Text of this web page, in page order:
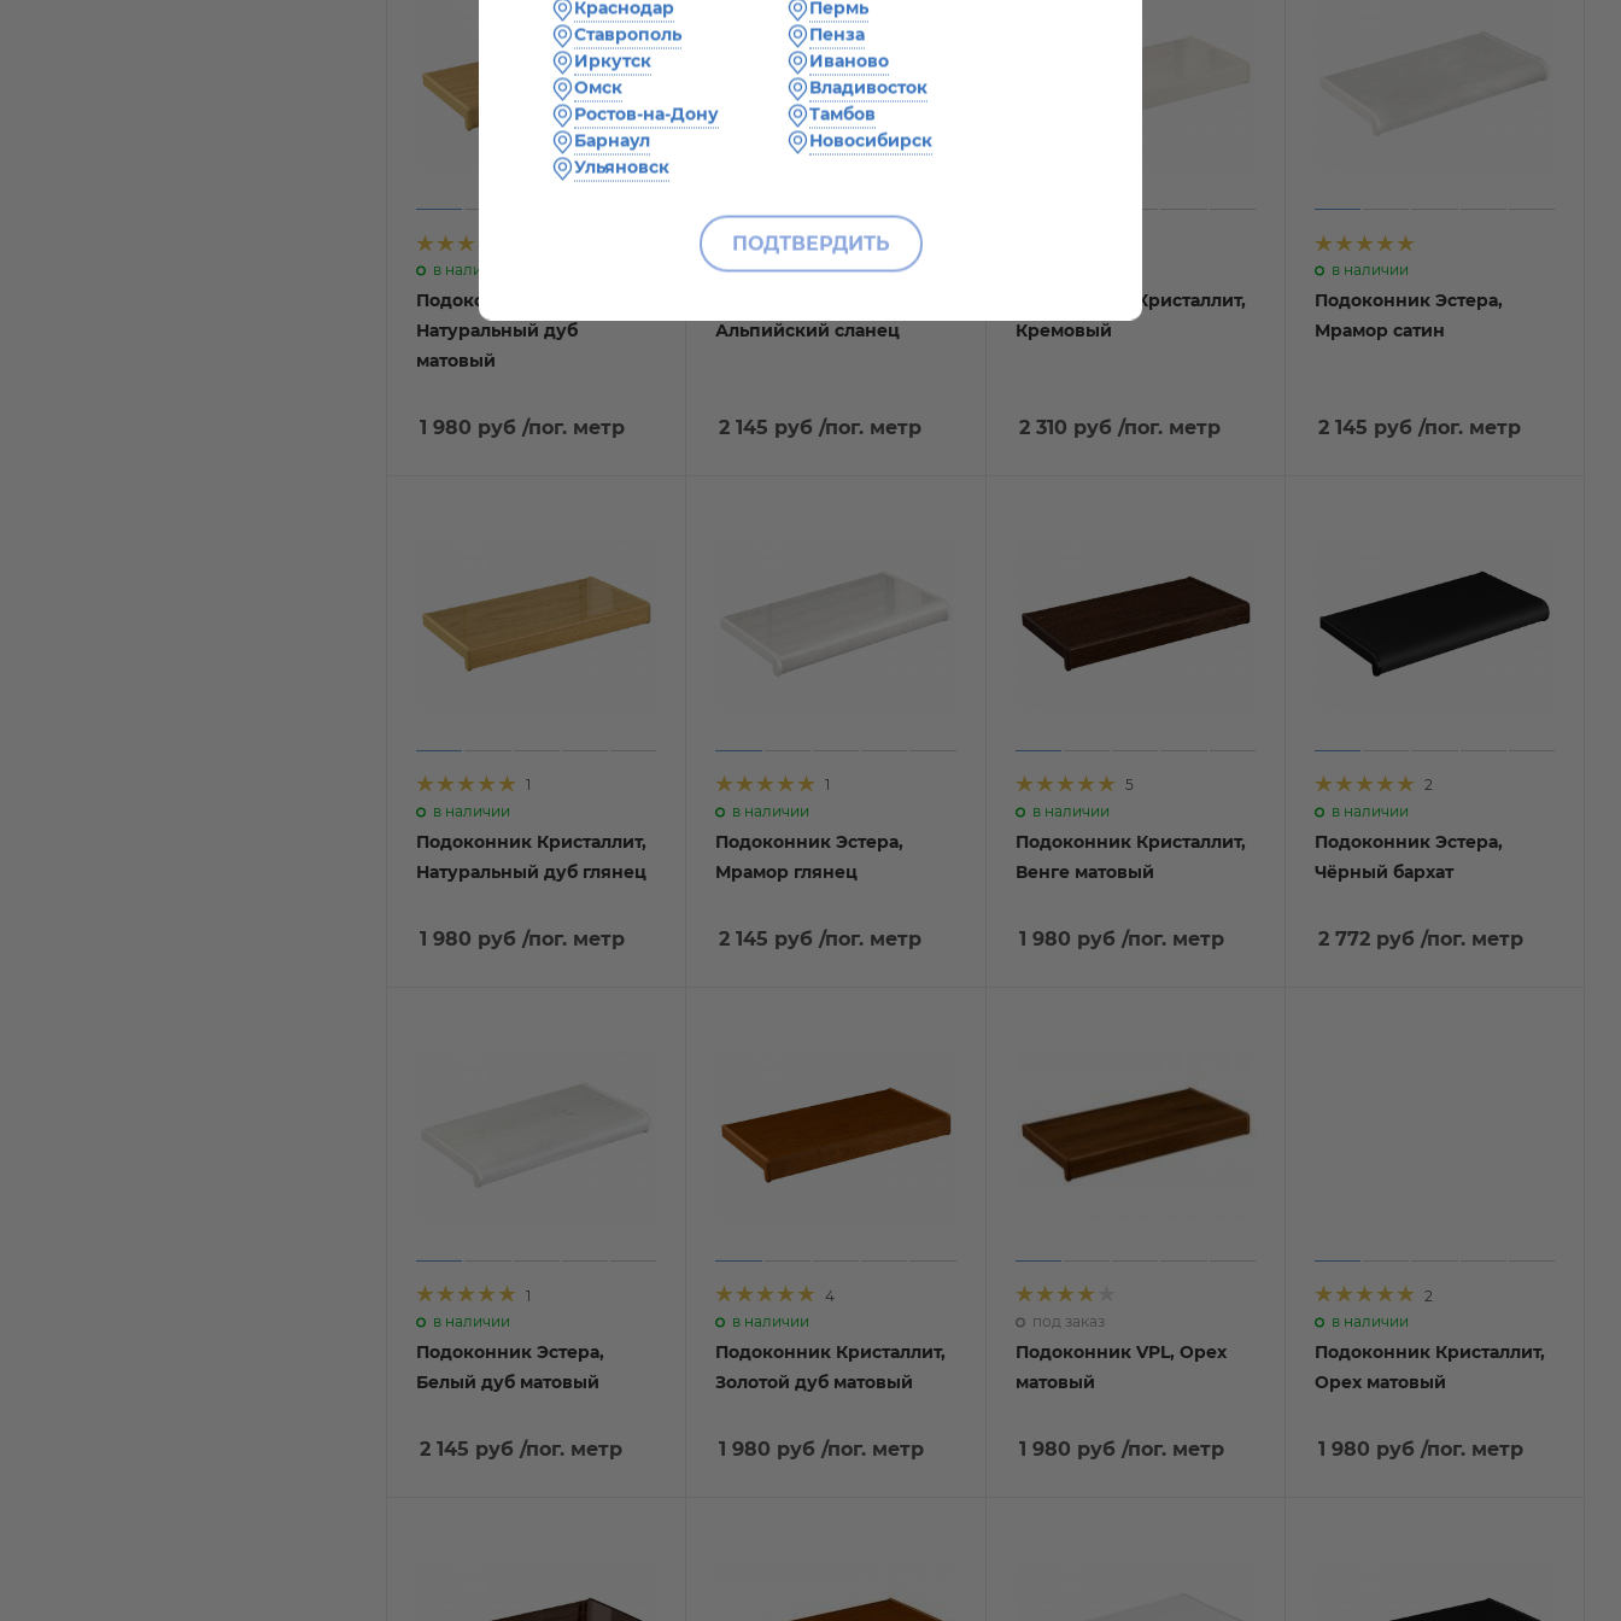
в наличии
Подоконник Кристаллит,
Натуральный дуб
матовый
1 980 руб /пог. метр
2
в наличии
Альпийский сланец
2 145 руб /пог. метр
Подоконник Кристаллит,
Кремовый
2 310 руб /пог. метр
в наличии
Подоконник Эстера,
Мрамор сатин
2 145 руб /пог. метр
1
в наличии
Подоконник Кристаллит,
Натуральный дуб глянец
1 980 руб /пог. метр
1
в наличии
Подоконник Эстера,
Мрамор глянец
2 145 руб /пог. метр
5
в наличии
Подоконник Кристаллит,
Венге матовый
1 980 руб /пог. метр
2
в наличии
Подоконник Эстера,
Чёрный бархат
2 772 руб /пог. метр
1
в наличии
Подоконник Эстера,
Белый дуб матовый
2 145 руб /пог. метр
4
в наличии
Подоконник Кристаллит,
Золотой дуб матовый
1 980 руб /пог. метр
под заказ
Подоконник VPL, Орех
матовый
1 980 руб /пог. метр
2
в наличии
Подоконник Кристаллит,
Орех матовый
1 980 руб /пог. метр
Краснодар
Пермь
Ставрополь
Пенза
Иркутск
Иваново
Омск
Владивосток
Ростов-на-Дону
Тамбов
Барнаул
Новосибирск
Ульяновск
ПОДТВЕРДИТЬ